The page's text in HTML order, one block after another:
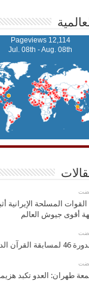
12,114 Pageviews
Jul. 08th - Aug. 08th
المسلحة الإيرانية
أقوى جيوش العالم
الدولية في مكة
طهران: العدو تكبد